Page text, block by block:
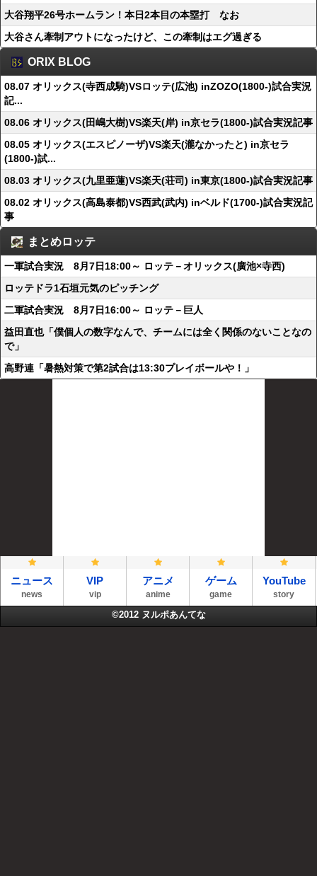
大谷翔平26号ホームラン！本日2本目の本塁打 なお
大谷さん牽制アウトになったけど、この牽制はエグ過ぎる
ORIX BLOG
08.07 オリックス(寺西成騎)VSロッテ(広池) inZOZO(1800-)試合実況
記...
08.06 オリックス(田嶋大樹)VS楽天(岸) in京セラ(1800-)試合実況記事
08.05 オリックス(エスピノーザ)VS楽天(瀧なかったと) in京セラ
(1800-)試...
08.03 オリックス(九里亜蓮)VS楽天(荘司) in東京(1800-)試合実況記事
08.02 オリックス(高島泰都)VS西武(武内) inベルド(1700-)試合実況記
事
まとめロッテ
一軍試合実況 8月7日18:00～ ロッテ－オリックス(廣池×寺西)
ロッテドラ1石垣元気のピッチング
二軍試合実況 8月7日16:00～ ロッテ－巨人
益田直也「僕個人の数字なんで、チームには全く関係のないことなの
で」
高野連「暑熱対策で第2試合は13:30プレイボールや！」
ニュース
news
VIP
vip
アニメ
anime
ゲーム
game
YouTube
story
©2012 ヌルポあんてな